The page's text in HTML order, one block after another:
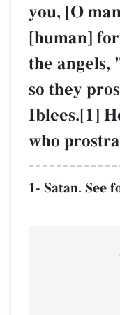
you, [O
[human]
the
so they
Iblees.[1]
who
1- Satan. See